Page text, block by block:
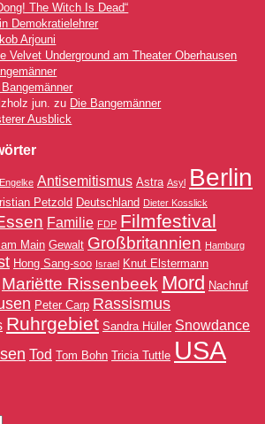
The Witch Is Dead“
Demokratielehrer
Arjouni
Velvet Underground am Theater Oberhausen
Bangemänner
jun. zu Die Bangemänner
Ausblick
Antisemitismus Astra Asyl Berlin
Petzold Deutschland Dieter Kosslick
Familie FDP Filmfestival
Main Gewalt Großbritannien Hamburg
Hong Sang-soo Israel Knut Elstermann
Mariëtte Rissenbeek Mord Nachruf
Peter Carp Rassismus
Ruhrgebiet Sandra Hüller Snowdance
Tod Tom Bohn Tricia Tuttle USA